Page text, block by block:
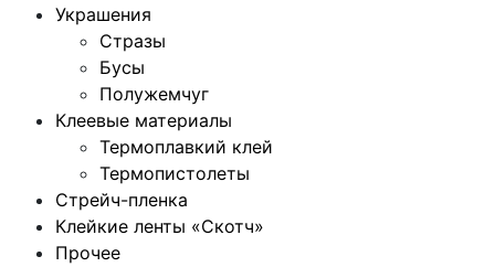
Украшения
Стразы
Бусы
Полужемчуг
Клеевые материалы
Термоплавкий клей
Термопистолеты
Стрейч-пленка
Клейкие ленты «Скотч»
Прочее